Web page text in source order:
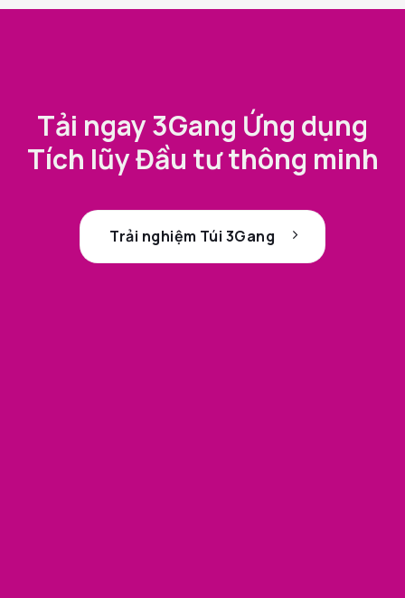
Tải ngay 3Gang Ứng dụng
Tích lũy Đầu tư thông minh
Trải nghiệm Túi 3Gang